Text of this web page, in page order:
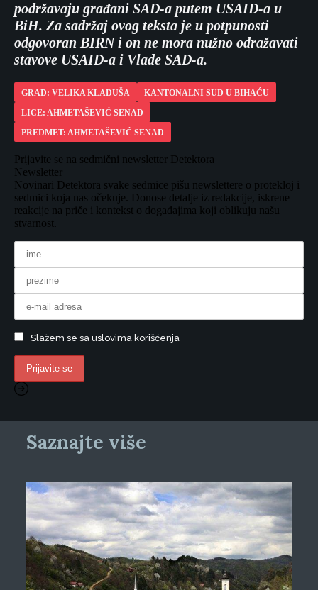
podržavaju građani SAD-a putem USAID-a u
BiH. Za sadržaj ovog teksta je u potpunosti
odgovoran BIRN i on ne mora nužno odražavati
stavove USAID-a i Vlade SAD-a.
GRAD: VELIKA KLADUŠA
KANTONALNI SUD U BIHAĆU
LICE: AHMETAŠEVIĆ SENAD
PREDMET: AHMETAŠEVIĆ SENAD
Prijavite se na sedmični newsletter Detektora
Newsletter
Novinari Detektora svake sedmice pišu newslettere o protekloj i
sedmici koja nas očekuje. Donose detalje iz redakcije, iskrene
reakcije na priče i kontekst o događajima koji oblikuju našu
stvarnost.
Slažem se sa uslovima korišćenja
Saznajte više